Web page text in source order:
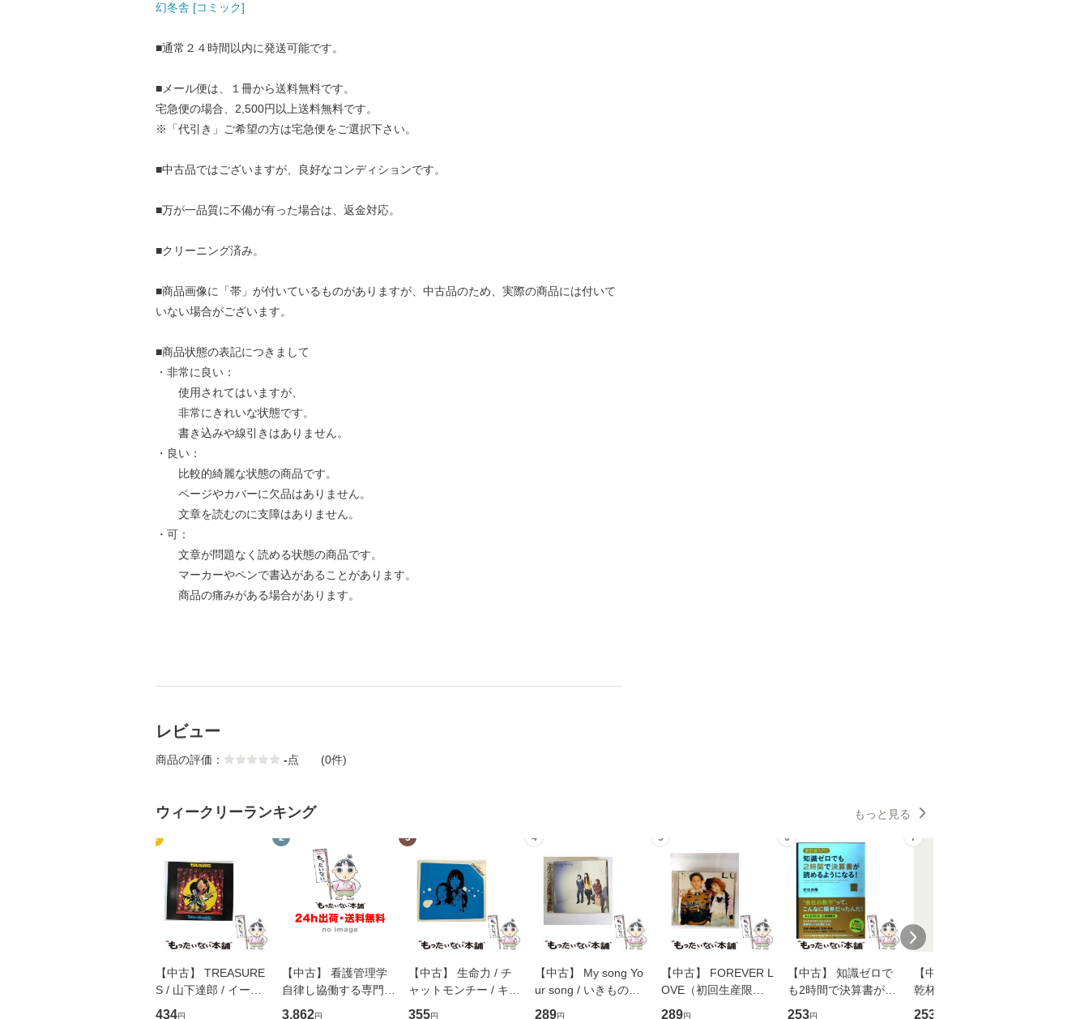
幻冬舎 [コミック]
■通常２４時間以内に発送可能です。
■メール便は、１冊から送料無料です。
宅急便の場合、2,500円以上送料無料です。
※「代引き」ご希望の方は宅急便をご選択下さい。
■中古品ではございますが、良好なコンディションです。
■万が一品質に不備が有った場合は、返金対応。
■クリーニング済み。
■商品画像に「帯」が付いているものがありますが、中古品のため、実際の商品には付いて
いない場合がございます。
■商品状態の表記につきまして
・非常に良い：
使用されてはいますが、
非常にきれいな状態です。
書き込みや線引きはありません。
・良い：
比較的綺麗な状態の商品です。
ページやカバーに欠品はありません。
文章を読むのに支障はありません。
・可：
文章が問題なく読める状態の商品です。
マーカーやペンで書込があることがあります。
商品の痛みがある場合があります。
レビュー
商品の評価： -点 (0件)
ウィークリーランキング もっと見る
1
【中古】 TREASURE
S / 山下達郎 / イース
トウエスト・ジャパン
434円
2
【中古】 看護管理学
自律し協働する専門職
の看護マネジメントス
3,862円
3
【中古】 生命力 / チ
ャットモンチー / キュ
ーンレコード [CD]
355円
4
【中古】 My song Yo
ur song / いきものが
かり / [CD]【メール便
289円
5
【中古】 FOREVER L
OVE（初回生産限定
盤） / 清水翔太×加藤
289円
6
【中古】 知識ゼロで
も2時間で決算書が読
めるようになる！ 会
253円
7
【中古】 ウインクで
乾杯 (ノン・ポシェッ
ト) / 東野圭吾 / 祥伝
253